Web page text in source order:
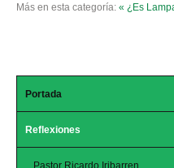
Más en esta categoría: « ¿Es
Portada
Reflexiones
Pastor Ricardo Iribarren